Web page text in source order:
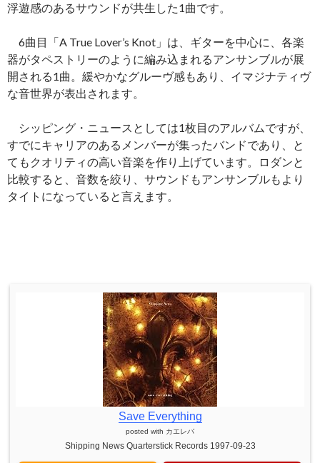
浮遊感のあるサウンドが共生した1曲です。
6曲目「A True Lover’s Knot」は、ギターを中心に、各楽
器がタペストリーのように編み込まれるアンサンブルが展
開される1曲。緩やかなグルーヴ感もあり、イマジナティヴ
な音世界が表出されます。
シッピング・ニュースとしては1枚目のアルバムですが、
すでにキャリアのあるメンバーが集ったバンドであり、と
てもクオリティの高い音楽を作り上げています。ロダンと
比較すると、音数を絞り、サウンドもアンサンブルもより
タイトになっていると言えます。
Save Everything
posted with カエレバ
Shipping News Quarterstick Records 1997-09-23